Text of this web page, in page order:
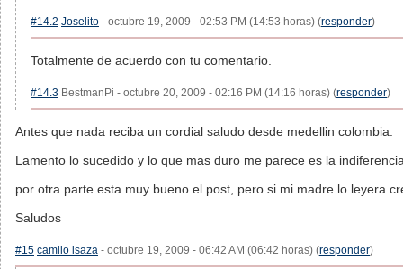
#14.2 Joselito - octubre 19, 2009 - 02:53 PM (14:53 horas) (responder)
Totalmente de acuerdo con tu comentario.
#14.3 BestmanPi - octubre 20, 2009 - 02:16 PM (14:16 horas) (responder)
Antes que nada reciba un cordial saludo desde medellin colombia.
Lamento lo sucedido y lo que mas duro me parece es la
por otra parte esta muy bueno el post, pero si mi madre lo leyera
Saludos
#15 camilo isaza - octubre 19, 2009 - 06:42 AM (06:42 horas) (responder)